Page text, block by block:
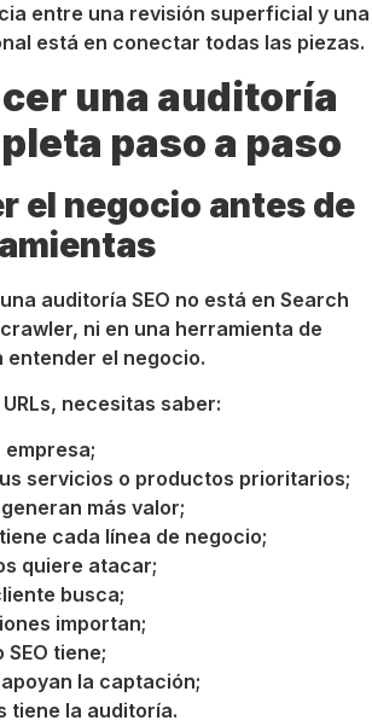
entre una revisión superficial y una
está en conectar todas las piezas.
una auditoría
paso a paso
el negocio antes de
auditoría SEO no está en Search
ni en una herramienta de
entender el negocio.
necesitas saber:
empresa;
servicios o productos prioritarios;
más valor;
cada línea de negocio;
quiere atacar;
busca;
importan;
tiene;
la captación;
tiene la auditoría.